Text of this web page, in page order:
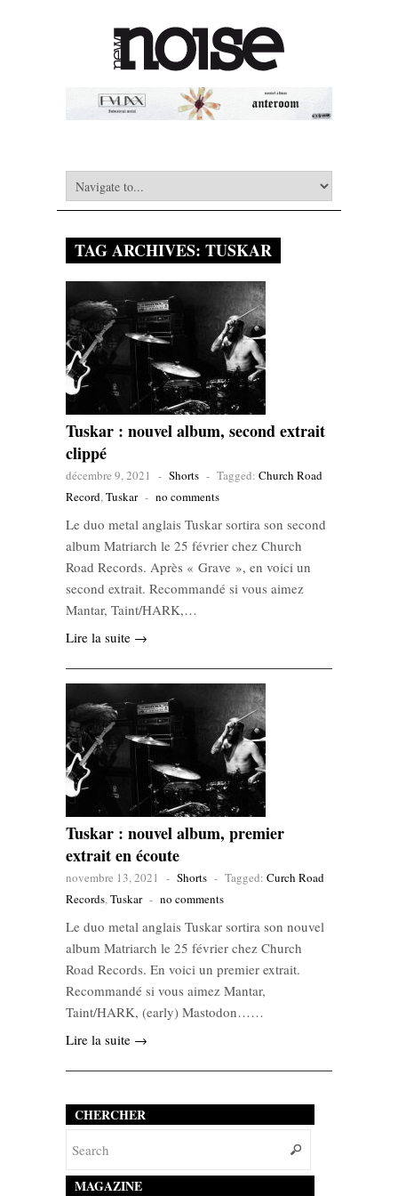
TAG ARCHIVES: TUSKAR
Tuskar : nouvel album, second extrait
clippé
décembre 9, 2021 - Shorts - Tagged: Church Road
Record,Tuskar - no comments
Le duo metal anglais Tuskar sortira son second
album Matriarch le 25 février chez Church
Road Records. Après « Grave », en voici un
second extrait. Recommandé si vous aimez
Mantar, Taint/HARK,…
Lire la suite →
Tuskar : nouvel album, premier
extrait en écoute
novembre 13, 2021 - Shorts - Tagged: Curch Road
Records,Tuskar - no comments
Le duo metal anglais Tuskar sortira son nouvel
album Matriarch le 25 février chez Church
Road Records. En voici un premier extrait.
Recommandé si vous aimez Mantar,
Taint/HARK, (early) Mastodon……
Lire la suite →
CHERCHER
MAGAZINE